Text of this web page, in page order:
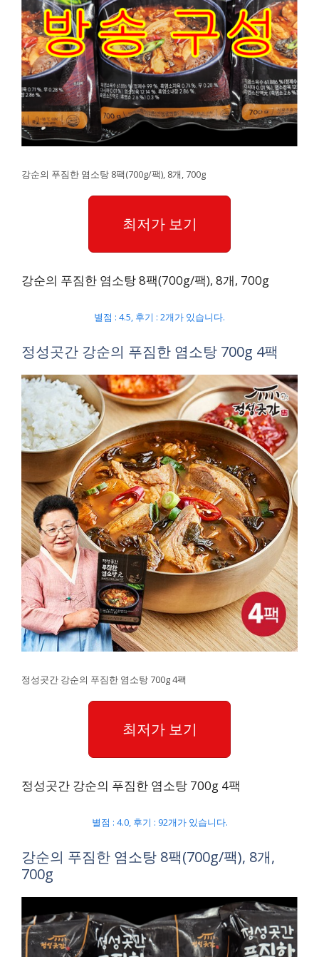
강순의 푸짐한 염소탕 8팩(700g/팩), 8개, 700g
최저가 보기
강순의 푸짐한 염소탕 8팩(700g/팩), 8개, 700g
별점 : 4.5, 후기 : 2개가 있습니다.
정성곳간 강순의 푸짐한 염소탕 700g 4팩
정성곳간 강순의 푸짐한 염소탕 700g 4팩
최저가 보기
정성곳간 강순의 푸짐한 염소탕 700g 4팩
별점 : 4.0, 후기 : 92개가 있습니다.
강순의 푸짐한 염소탕 8팩(700g/팩), 8개,
700g